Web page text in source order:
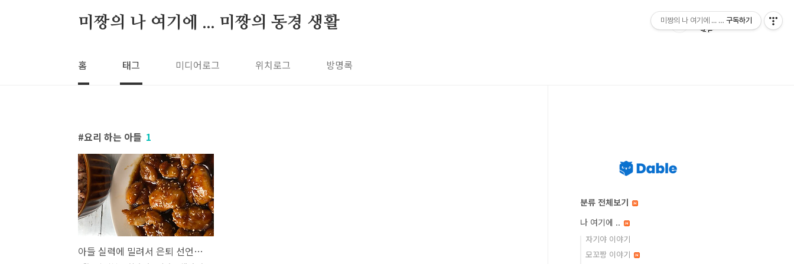
미짱의 나 여기에 ... 미짱의 동경 생활
홈 태그 미디어로그 위치로그 방명록
요리 하는 아들 1
아들 실력에 밀려서 은퇴 선언한 엄마
분류 전체보기
나 여기에 ..
자기야 이야기
모꼬짱 이야기
미짱의 나 여기에 ... 미짱의 동경 생활
구독하기